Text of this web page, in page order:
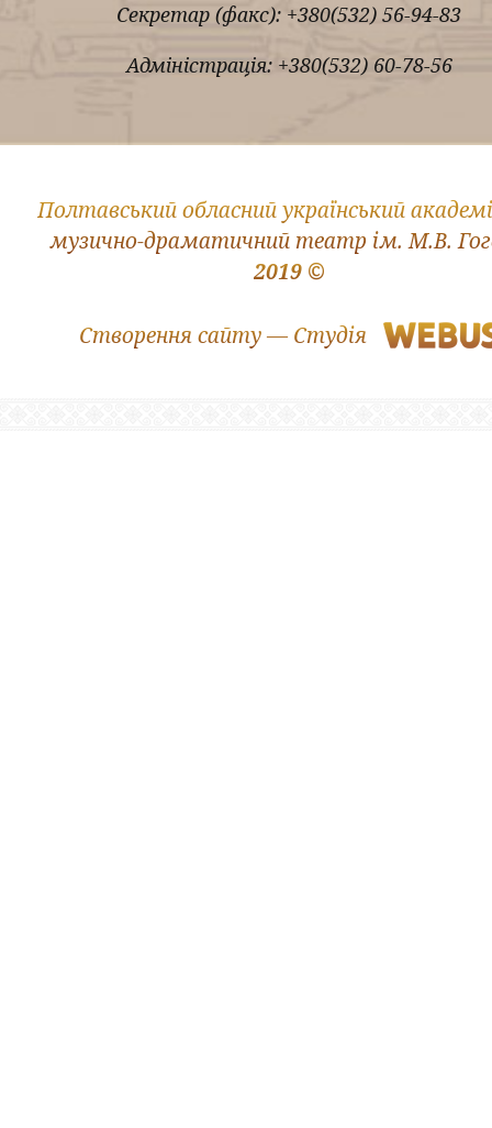
Секретар (факс): +380(532) 56-94-83
Адміністрація: +380(532) 60-78-56
2019 ©
Полтавський обласний український
музично-драматичний театр ім. М.В.
Створення сайту — Студія